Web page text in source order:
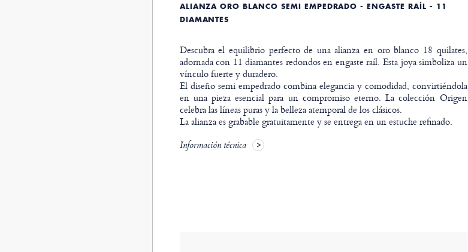
ALIANZA ORO BLANCO SEMI EMPEDRADO - ENGASTE RAÍL - 11
DIAMANTES
Descubra el equilibrio perfecto de una alianza en oro blanco 18 quilates,
adornada con 11 diamantes redondos en engaste raíl. Esta joya simboliza un
vínculo fuerte y duradero.
El diseño semi empedrado combina elegancia y comodidad, convirtiéndola
en una pieza esencial para un compromiso eterno. La colección Origen
celebra las líneas puras y la belleza atemporal de los clásicos.
La alianza es grabable gratuitamente y se entrega en un estuche refinado.
Información técnica